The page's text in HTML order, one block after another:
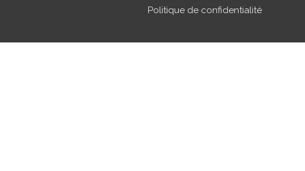
Politique de confidentialité